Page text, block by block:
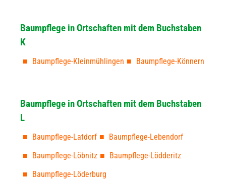
Baumpflege in Ortschaften mit dem Buchstaben
K
Baumpflege-Kleinmühlingen Baumpflege-Könnern
Baumpflege in Ortschaften mit dem Buchstaben
L
Baumpflege-Latdorf
Baumpflege-Lebendorf
Baumpflege-Löbnitz
Baumpflege-Lödderitz
Baumpflege-Löderburg